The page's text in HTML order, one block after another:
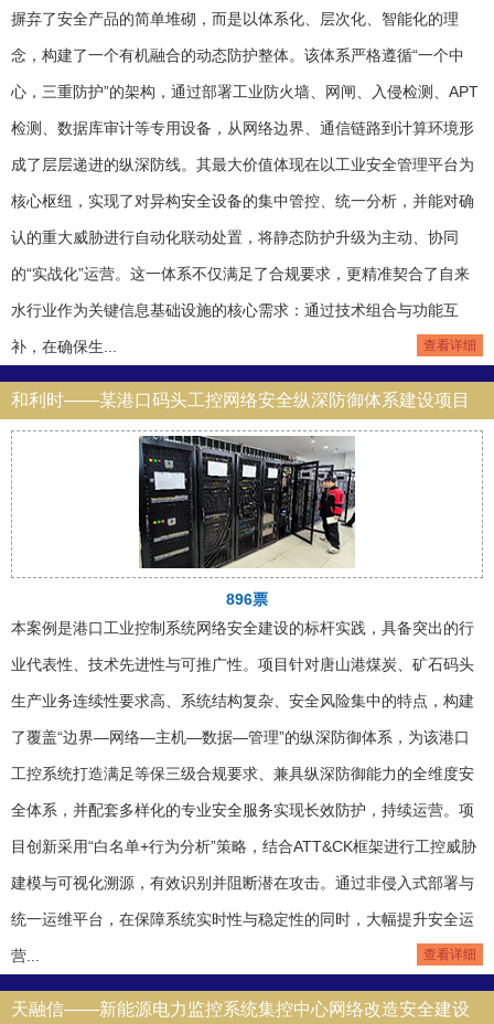
摒弃了安全产品的简单堆砌，而是以体系化、层次化、智能化的理
念，构建了一个有机融合的动态防护整体。该体系严格遵循“一个中
心，三重防护”的架构，通过部署工业防火墙、网闸、入侵检测、APT
检测、数据库审计等专用设备，从网络边界、通信链路到计算环境形
成了层层递进的纵深防线。其最大价值体现在以工业安全管理平台为
核心枢纽，实现了对异构安全设备的集中管控、统一分析，并能对确
认的重大威胁进行自动化联动处置，将静态防护升级为主动、协同
的“实战化”运营。这一体系不仅满足了合规要求，更精准契合了自来
水行业作为关键信息基础设施的核心需求：通过技术组合与功能互
补，在确保生... 查看详细
和利时——某港口码头工控网络安全纵深防御体系建设项目
896票
本案例是港口工业控制系统网络安全建设的标杆实践，具备突出的行
业代表性、技术先进性与可推广性。项目针对唐山港煤炭、矿石码头
生产业务连续性要求高、系统结构复杂、安全风险集中的特点，构建
了覆盖“边界—网络—主机—数据—管理”的纵深防御体系，为该港口
工控系统打造满足等保三级合规要求、兼具纵深防御能力的全维度安
全体系，并配套多样化的专业安全服务实现长效防护，持续运营。项
目创新采用“白名单+行为分析”策略，结合ATT&CK框架进行工控威胁
建模与可视化溯源，有效识别并阻断潜在攻击。通过非侵入式部署与
统一运维平台，在保障系统实时性与稳定性的同时，大幅提升安全运
营... 查看详细
天融信——新能源电力监控系统集控中心网络改造安全建设